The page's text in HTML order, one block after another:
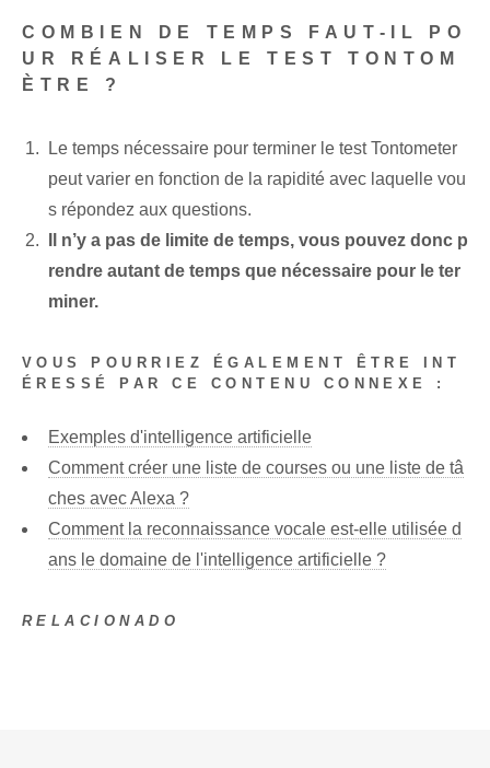
COMBIEN DE TEMPS FAUT-IL PO
UR RÉALISER LE TEST TONTOM
ÈTRE ?
Le temps nécessaire pour terminer le test Tontometer
peut varier en fonction de la rapidité avec laquelle vou
s répondez aux questions.
Il n’y a pas de limite de temps, vous pouvez donc p
rendre autant de temps que nécessaire pour le ter
miner.
VOUS POURRIEZ ÉGALEMENT ÊTRE INT
ÉRESSÉ PAR CE CONTENU CONNEXE :
Exemples d'intelligence artificielle
Comment créer une liste de courses ou une liste de tâ
ches avec Alexa ?
Comment la reconnaissance vocale est-elle utilisée d
ans le domaine de l'intelligence artificielle ?
RELACIONADO